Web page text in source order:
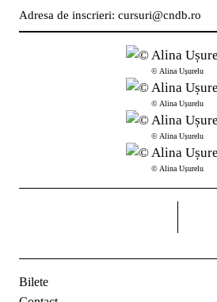
Adresa de inscrieri: cursuri@cndb.ro
© Alina Ușurelu
© Alina Ușurelu
© Alina Ușurelu
© Alina Ușurelu
Bilete